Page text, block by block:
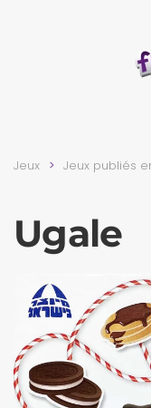
Skip to main
Jeux Jeux publiés
Ugale